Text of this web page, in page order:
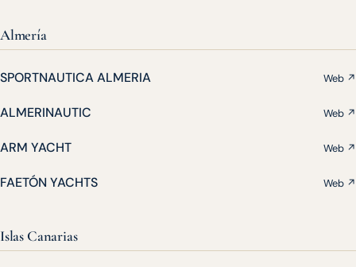
Almería
SPORTNAUTICA ALMERIA Web ↗
ALMERINAUTIC Web ↗
ARM YACHT Web ↗
FAETÓN YACHTS Web ↗
Islas Canarias